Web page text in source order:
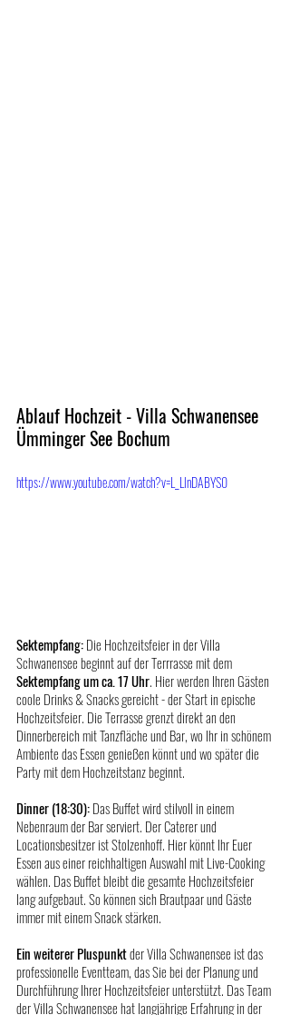
Ablauf Hochzeit - Villa Schwanensee
Ümminger See Bochum
https://www.youtube.com/watch?v=L_LlnDABYS0
Sektempfang: Die Hochzeitsfeier in der Villa
Schwanensee beginnt auf der Terrrasse mit dem
Sektempfang um ca. 17 Uhr. Hier werden Ihren Gästen
coole Drinks & Snacks gereicht - der Start in epische
Hochzeitsfeier. Die Terrasse grenzt direkt an den
Dinnerbereich mit Tanzfläche und Bar, wo Ihr in schönem
Ambiente das Essen genießen könnt und wo später die
Party mit dem Hochzeitstanz beginnt.
Dinner (18:30): Das Buffet wird stilvoll in einem
Nebenraum der Bar serviert. Der Caterer und
Locationsbesitzer ist Stolzenhoff. Hier könnt Ihr Euer
Essen aus einer reichhaltigen Auswahl mit Live-Cooking
wählen. Das Buffet bleibt die gesamte Hochzeitsfeier
lang aufgebaut. So können sich Brautpaar und Gäste
immer mit einem Snack stärken.
Ein weiterer Pluspunkt der Villa Schwanensee ist das
professionelle Eventteam, das Sie bei der Planung und
Durchführung Ihrer Hochzeitsfeier unterstützt. Das Team
der Villa Schwanensee hat langjährige Erfahrung in der